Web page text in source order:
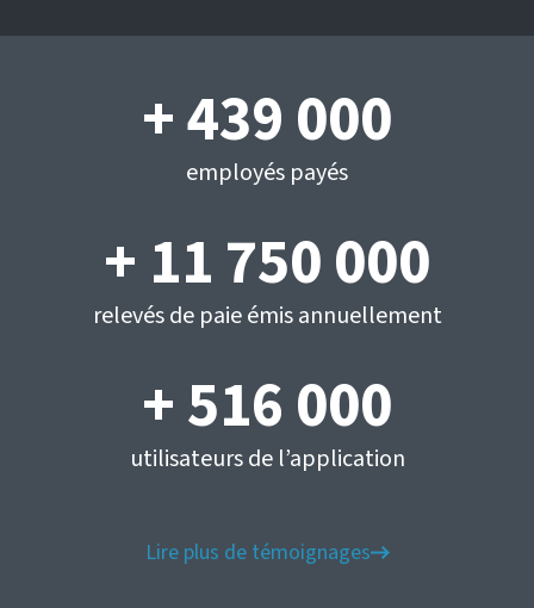
+ 439 000
employés payés
+ 11 750 000
relevés de paie émis annuellement
+ 516 000
utilisateurs de l’application
Lire plus de témoignages